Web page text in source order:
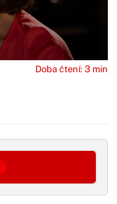
Doba čtení: 3 min